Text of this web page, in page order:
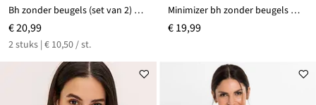
Bh zonder beugels (set van 2) met biologisch katoen
€ 20,99
2 stuks | € 10,50 / st.
Minimizer bh zonder beugels met gewatteerde bandjes
€ 19,99